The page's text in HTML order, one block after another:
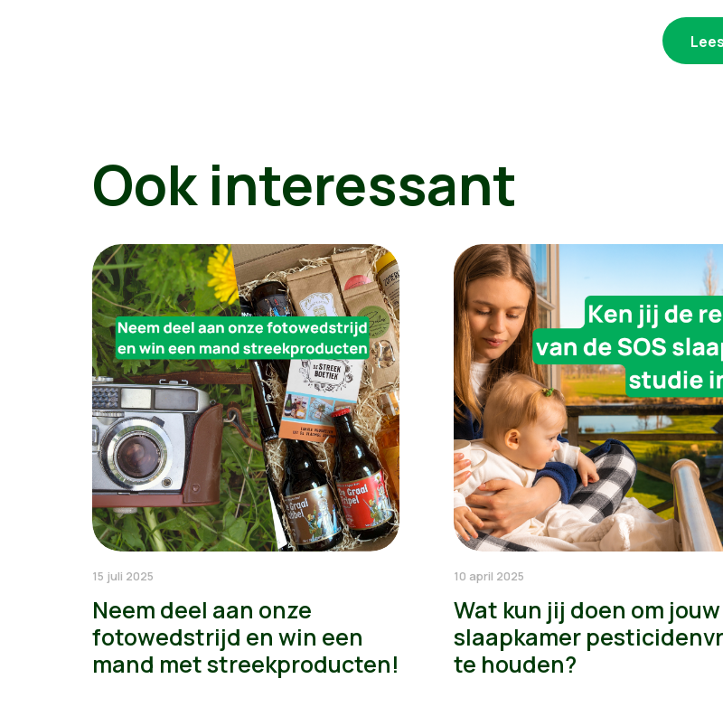
Ook interessant
15 juli 2025
Neem deel aan onze
fotowedstrijd en win een
mand met streekproducten!
10 april 2025
Wat kun jij doen om jouw
slaapkamer
te houden?